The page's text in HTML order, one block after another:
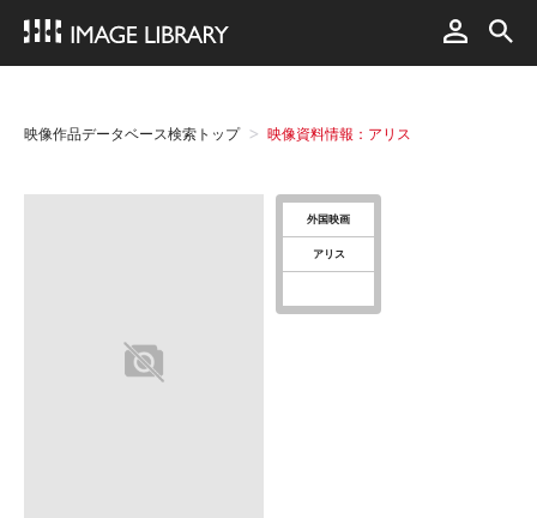
映像作品データベース検索トップ 映像資料情報：アリス
外国映画
アリス